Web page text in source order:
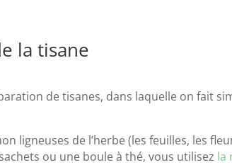
la tisane
de tisanes, dans laquelle on fait
ligneuses de l’herbe (les feuilles, les
ou une boule à thé, vous utilisez la